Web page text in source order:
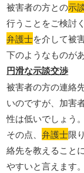
被害者の方との示
行うことをご検討
弁護士を介して被
下のようなものが
円滑な示談交渉
被害者の方の連絡
いのですが、加害
性は低いでしょう。
その点、弁護士限
絡先を教えること
やすいと言えます。